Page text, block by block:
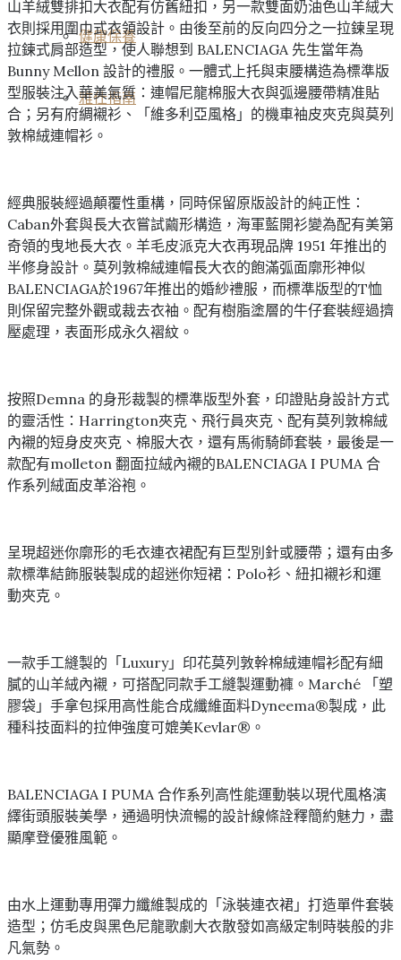
健康保養
雅仕指南
山羊絨雙排扣大衣配有仿舊紐扣，另一款雙面奶油色山羊絨大
衣則採用圍巾式衣領設計。由後至前的反向四分之一拉鍊呈現
拉鍊式肩部造型，使人聯想到 BALENCIAGA 先生當年為
Bunny Mellon 設計的禮服。一體式上托與束腰構造為標準版
型服裝注入華美氣質：連帽尼龍棉服大衣與弧邊腰帶精准貼
合；另有府綢襯衫、「維多利亞風格」的機車袖皮夾克與莫列
敦棉絨連帽衫。
經典服裝經過顛覆性重構，同時保留原版設計的純正性：
Caban外套與長大衣嘗試繭形構造，海軍藍開衫變為配有美第
奇領的曳地長大衣。羊毛皮派克大衣再現品牌 1951 年推出的
半修身設計。莫列敦棉絨連帽長大衣的飽滿弧面廓形神似
BALENCIAGA於1967年推出的婚紗禮服，而標準版型的T恤
則保留完整外觀或裁去衣袖。配有樹脂塗層的牛仔套裝經過擠
壓處理，表面形成永久褶紋。
按照Demna 的身形裁製的標準版型外套，印證貼身設計方式
的靈活性：Harrington夾克、飛行員夾克、配有莫列敦棉絨
內襯的短身皮夾克、棉服大衣，還有馬術騎師套裝，最後是一
款配有molleton 翻面拉絨內襯的BALENCIAGA I PUMA 合
作系列絨面皮革浴袍。
呈現超迷你廓形的毛衣連衣裙配有巨型別針或腰帶；還有由多
款標準結飾服裝製成的超迷你短裙：Polo衫、紐扣襯衫和運
動夾克。
一款手工縫製的「Luxury」印花莫列敦幹棉絨連帽衫配有細
膩的山羊絨內襯，可搭配同款手工縫製運動褲。Marché 「塑
膠袋」手拿包採用高性能合成纖維面料Dyneema®製成，此
種科技面料的拉伸強度可媲美Kevlar®。
BALENCIAGA I PUMA 合作系列高性能運動裝以現代風格演
繹街頭服裝美學，通過明快流暢的設計線條詮釋簡約魅力，盡
顯摩登優雅風範。
由水上運動專用彈力纖維製成的「泳裝連衣裙」打造單件套裝
造型；仿毛皮與黑色尼龍歌劇大衣散發如高級定制時裝般的非
凡氣勢。